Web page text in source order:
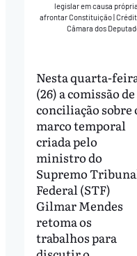
legislar em causa
afrontar Constituição|
Câmara dos
Nesta quarta-
(26) a comissão de
conciliação sobre
marco temporal
criada pelo
ministro do
Supremo
Federal (STF)
Gilmar Mendes
retoma os
trabalhos para